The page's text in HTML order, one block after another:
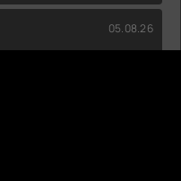
05.08.26
Сюжет вроде